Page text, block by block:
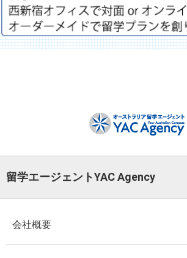
留学エージェントYAC Agency
会社概要